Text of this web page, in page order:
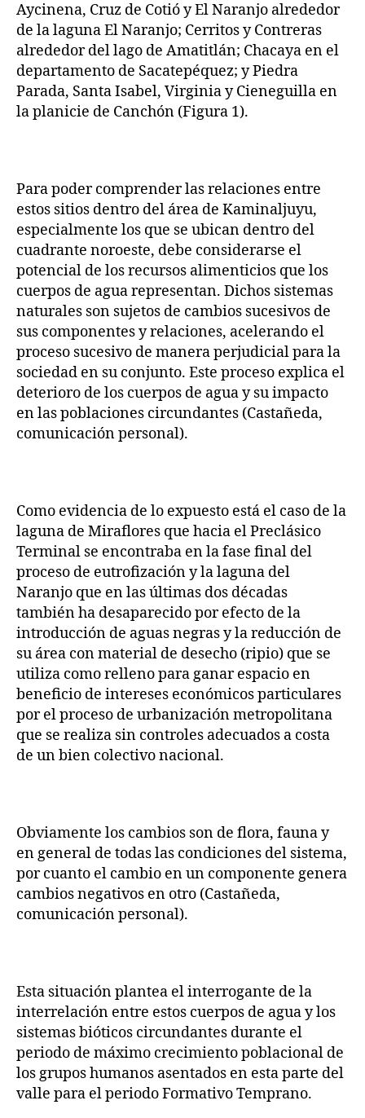
Aycinena, Cruz de Cotió y El Naranjo alrededor
de la laguna El Naranjo; Cerritos y Contreras
alrededor del lago de Amatitlán; Chacaya en el
departamento de Sacatepéquez; y Piedra
Parada, Santa Isabel, Virginia y Cieneguilla en
la planicie de Canchón (Figura 1).
Para poder comprender las relaciones entre
estos sitios dentro del área de Kaminaljuyu,
especialmente los que se ubican dentro del
cuadrante noroeste, debe considerarse el
potencial de los recursos alimenticios que los
cuerpos de agua representan. Dichos sistemas
naturales son sujetos de cambios sucesivos de
sus componentes y relaciones, acelerando el
proceso sucesivo de manera perjudicial para la
sociedad en su conjunto. Este proceso explica el
deterioro de los cuerpos de agua y su impacto
en las poblaciones circundantes (Castañeda,
comunicación personal).
Como evidencia de lo expuesto está el caso de la
laguna de Miraflores que hacia el Preclásico
Terminal se encontraba en la fase final del
proceso de eutrofización y la laguna del
Naranjo que en las últimas dos décadas
también ha desaparecido por efecto de la
introducción de aguas negras y la reducción de
su área con material de desecho (ripio) que se
utiliza como relleno para ganar espacio en
beneficio de intereses económicos particulares
por el proceso de urbanización metropolitana
que se realiza sin controles adecuados a costa
de un bien colectivo nacional.
Obviamente los cambios son de flora, fauna y
en general de todas las condiciones del sistema,
por cuanto el cambio en un componente genera
cambios negativos en otro (Castañeda,
comunicación personal).
Esta situación plantea el interrogante de la
interrelación entre estos cuerpos de agua y los
sistemas bióticos circundantes durante el
periodo de máximo crecimiento poblacional de
los grupos humanos asentados en esta parte del
valle para el periodo Formativo Temprano.